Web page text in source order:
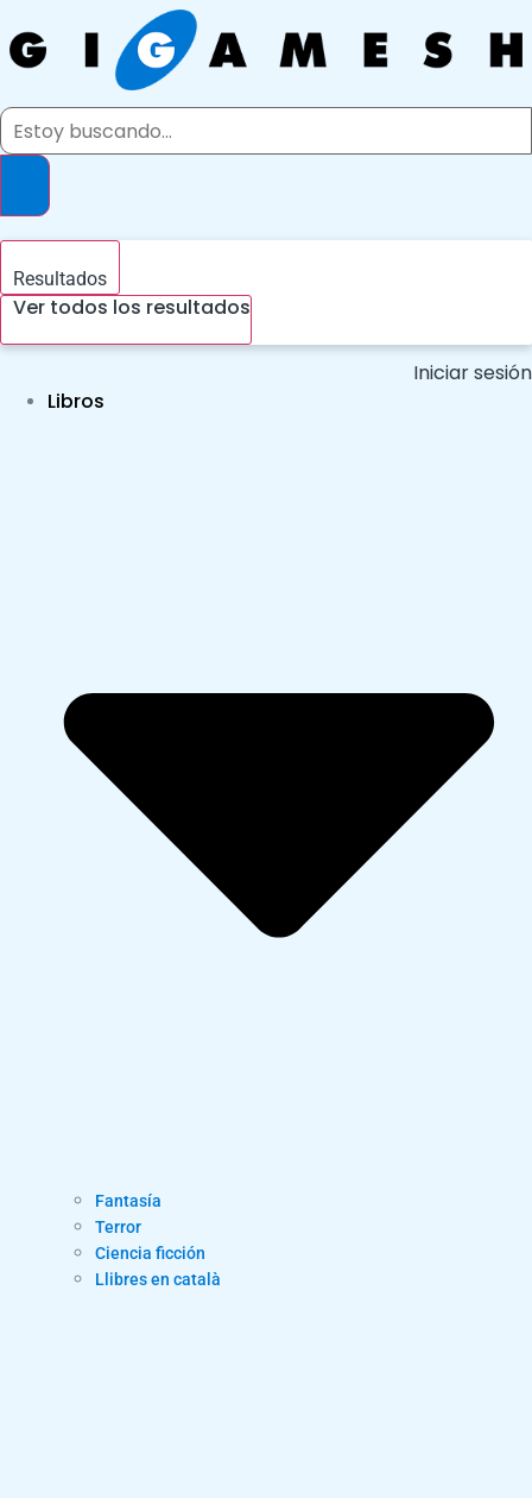
al
contenido
Search
Resultados
Ver todos los resultados
Iniciar sesión
Libros
Fantasía
Terror
Ciencia ficción
Llibres en català